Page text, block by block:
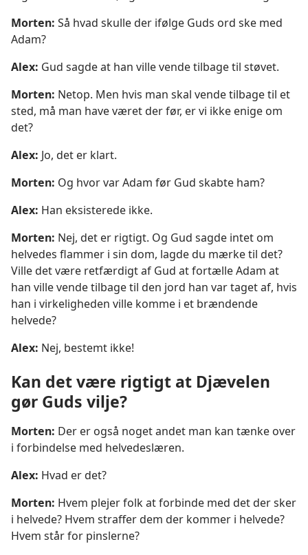
Morten: Så hvad skulle der ifølge Guds ord ske med
Adam?
Alex: Gud sagde at han ville vende tilbage til støvet.
Morten: Netop. Men hvis man skal vende tilbage til et
sted, må man have været der før, er vi ikke enige om
det?
Alex: Jo, det er klart.
Morten: Og hvor var Adam før Gud skabte ham?
Alex: Han eksisterede ikke.
Morten: Nej, det er rigtigt. Og Gud sagde intet om
helvedes flammer i sin dom, lagde du mærke til det?
Ville det være retfærdigt af Gud at fortælle Adam at
han ville vende tilbage til den jord han var taget af, hvis
han i virkeligheden ville komme i et brændende
helvede?
Alex: Nej, bestemt ikke!
Kan det være rigtigt at Djævelen
gør Guds vilje?
Morten: Der er også noget andet man kan tænke over
i forbindelse med helvedeslæren.
Alex: Hvad er det?
Morten: Hvem plejer folk at forbinde med det der sker
i helvede? Hvem straffer dem der kommer i helvede?
Hvem står for pinslerne?